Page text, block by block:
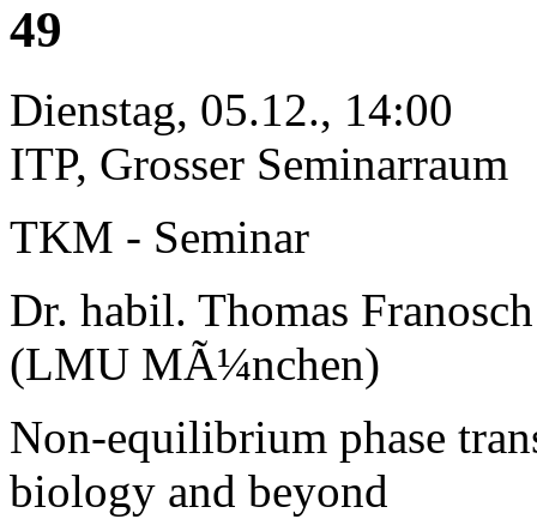
49
Dienstag, 05.12., 14:00
ITP, Grosser Seminarraum
TKM - Seminar
Dr. habil. Thomas Franosch
(LMU MÃ¼nchen)
Non-equilibrium phase
biology and beyond